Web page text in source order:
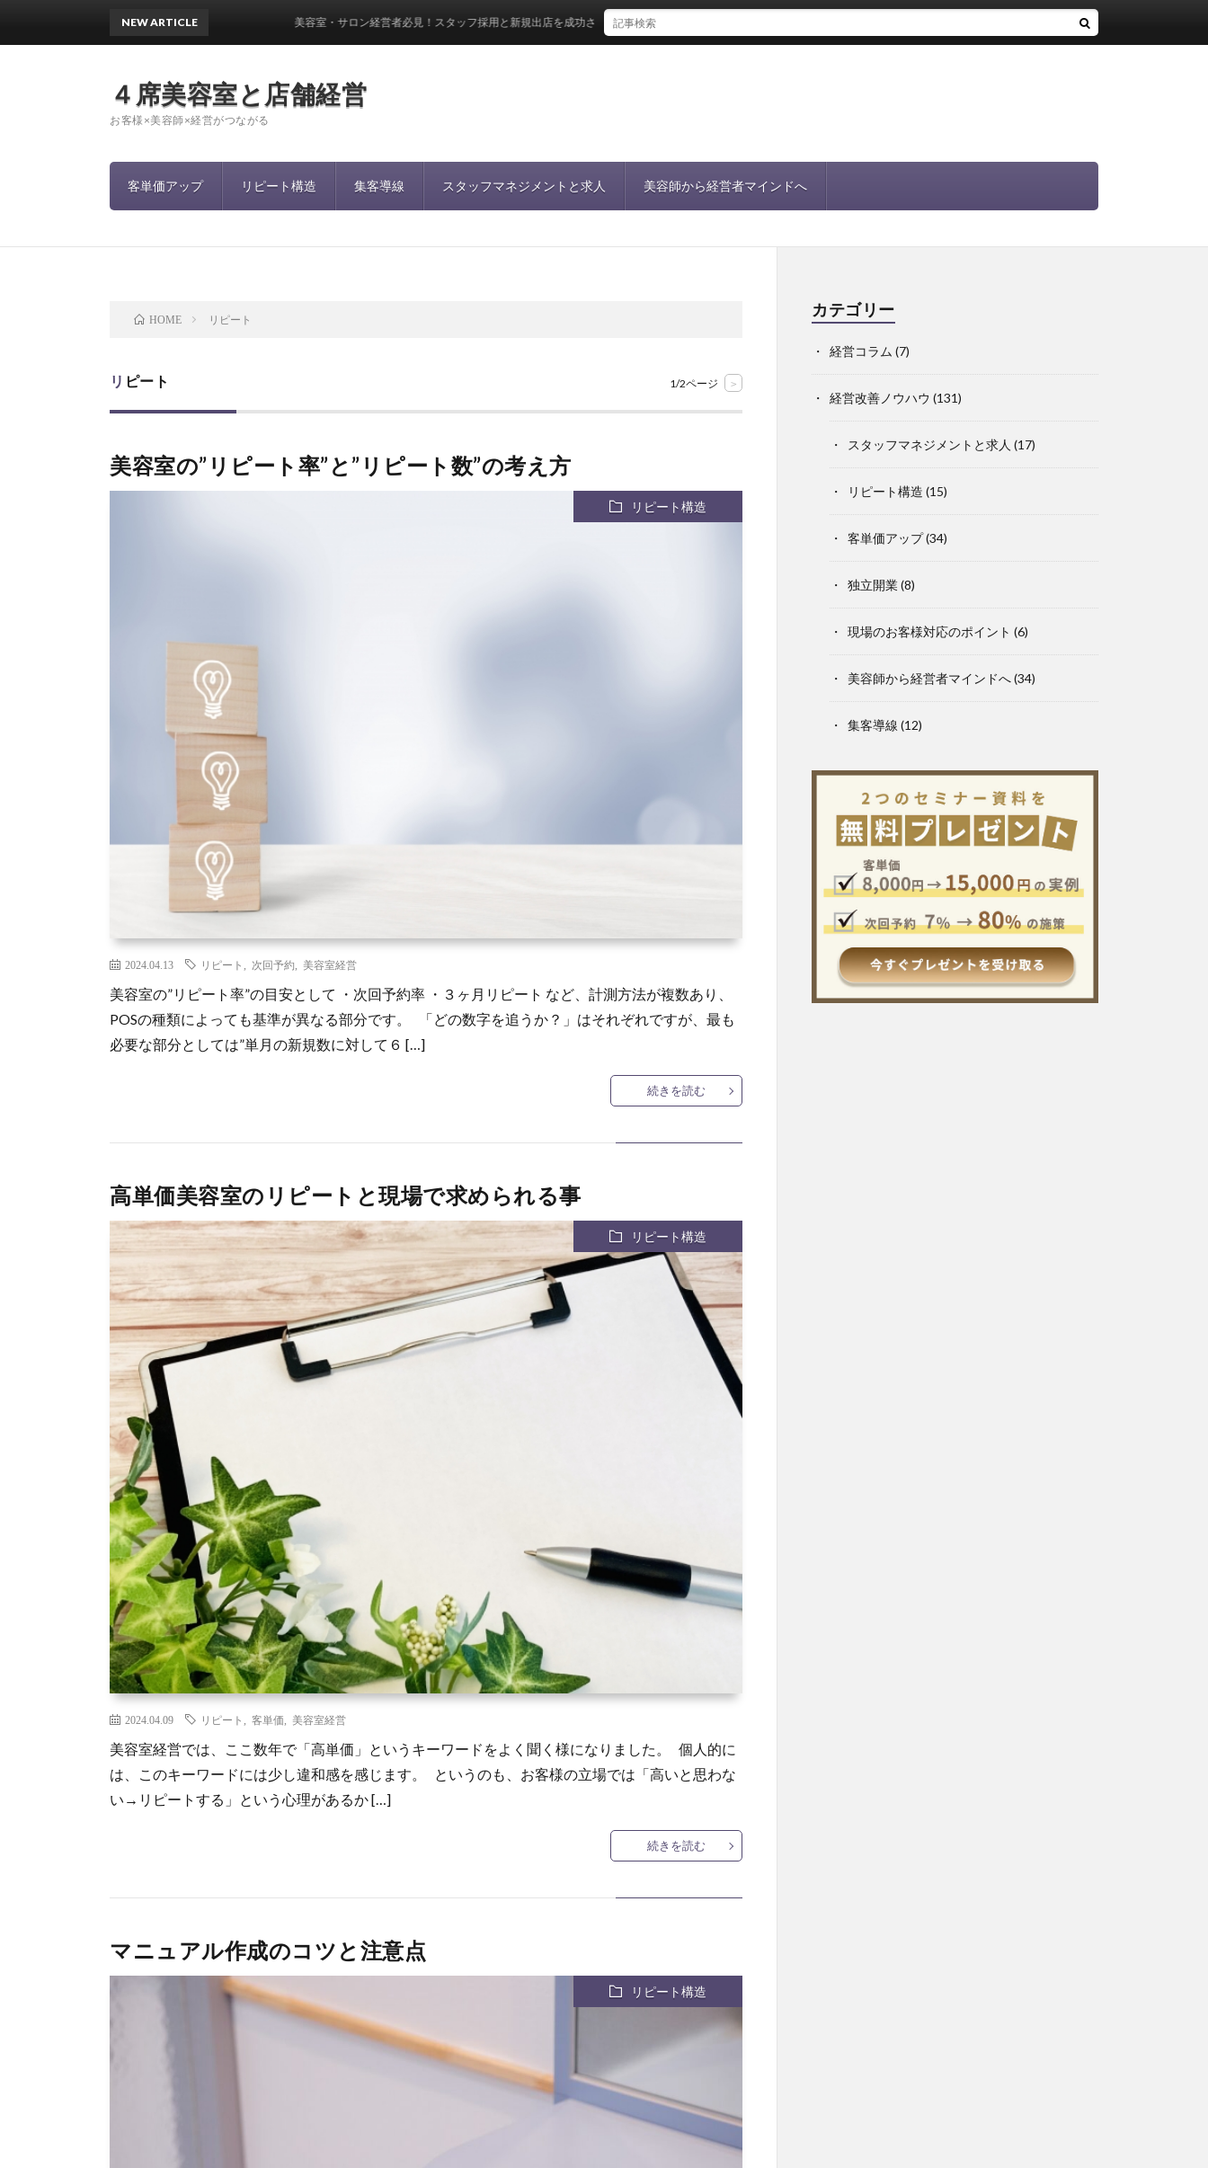
４席美容室と店舗経営
お客様×美容師×経営がつながる
客単価アップ リピート構造 集客導線 スタッフマネジメントと求人 美容師から経営者マインドへ
NEW ARTICLE 美容室・サロン経営者必見！スタッフ採用と新規出店を成功させる共通戦略
HOME リピート
リピート 1/2ページ >
美容室の”リピート率”と”リピート数”の考え方
リピート構造
2024.04.13 リピート 次回予約 美容室経営
美容室の”リピート率”の目安として ・次回予約率 ・３ヶ月リピート など、計測方法が複数あり、
POSの種類によっても基準が異なる部分です。 「どの数字を追うか？」はそれぞれですが、最も
必要な部分としては”単月の新規数に対して６ […]
続きを読む
高単価美容室のリピートと現場で求められる事
リピート構造
2024.04.09 リピート 客単価 美容室経営
美容室経営では、ここ数年で「高単価」というキーワードをよく聞く様になりました。 個人的に
は、このキーワードには少し違和感を感じます。 というのも、お客様の立場では「高いと思わな
い→リピートする」という心理があるか […]
続きを読む
マニュアル作成のコツと注意点
リピート構造
カテゴリー
経営コラム (7)
経営改善ノウハウ (131)
スタッフマネジメントと求人 (17)
リピート構造 (15)
客単価アップ(34)
独立開業(8)
現場のお客様対応のポイント (6)
美容師から経営者マインドへ(34)
集客導線 (12)